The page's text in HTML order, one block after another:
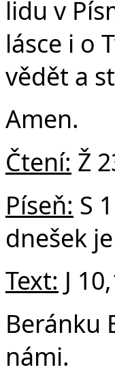
lidu v
lásce i o
vědět a
Amen.
Čtení: Ž
Píseň: S
dnešek
Text: J
Beránku
námi.